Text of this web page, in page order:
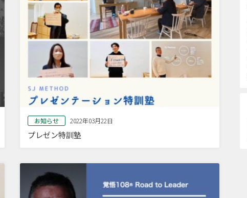
お知らせ 2022年03月22日
プレゼン特訓塾